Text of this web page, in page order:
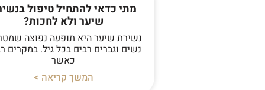
מתי כדאי להתחיל טיפול
שיער ולא לחכות?
נשירת שיער היא תופעה נפוצה
נשים וגברים רבים בכל גיל. במקרים
כאשר
המשך קריאה >